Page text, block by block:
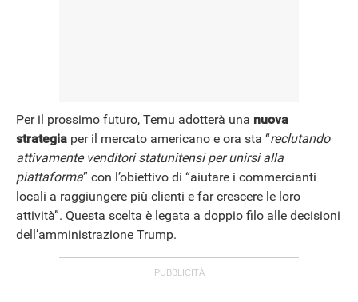
Per il prossimo futuro, Temu adotterà una nuova
strategia per il mercato americano e ora sta “reclutando
attivamente venditori statunitensi per unirsi alla
piattaforma” con l’obiettivo di “aiutare i commercianti
locali a raggiungere più clienti e far crescere le loro
attività”. Questa scelta è legata a doppio filo alle decisioni
dell’amministrazione Trump.